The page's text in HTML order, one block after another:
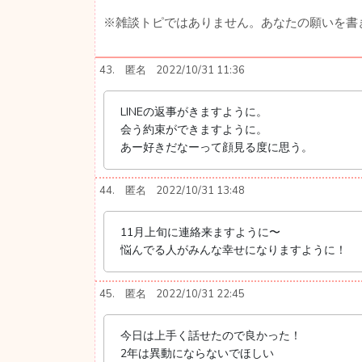
※雑談トピではありません。あなたの願いを書
43.
匿名 2022/10/31 11:36
LINEの返事がきますように。
会う約束ができますように。
あー好きだなーって顔見る度に思う。
44. 匿名 2022/10/31 13:48
11月上旬に連絡来ますように〜
悩んでる人がみんな幸せになりますように！
45. 匿名 2022/10/31 22:45
今日は上手く話せたので良かった！
2年は異動にならないでほしい